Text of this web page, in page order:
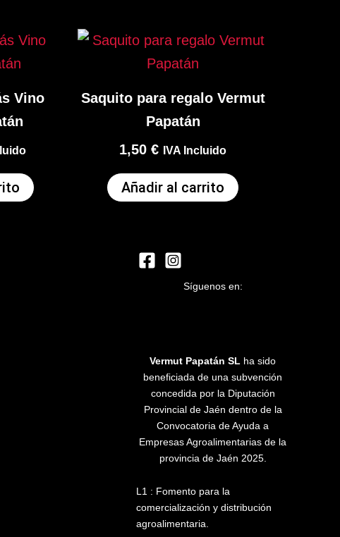
Vino
Saquito para regalo Vermut
Papatán
1,50 € IVA Incluido
Añadir al carrito
Síguenos en:
Vermut Papatán SL ha sido
beneficiada de una subvención
concedida por la Diputación
Provincial de Jaén dentro de la
Convocatoria de Ayuda a
Empresas Agroalimentarias de la
provincia de Jaén 2025.
L1 : Fomento para la
comercialización y distribución
agroalimentaria.